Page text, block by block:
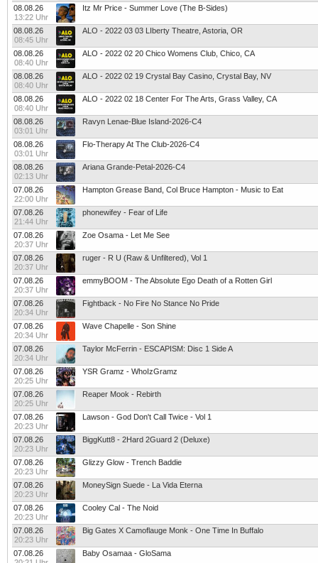
08.08.26
13:22 Uhr
Itz Mr Price - Summer Love (The B-Sides)
08.08.26
08:45 Uhr
ALO - 2022 03 03 LIberty Theatre, Astoria, OR
08.08.26
08:40 Uhr
ALO - 2022 02 20 Chico Womens Club, Chico, CA
08.08.26
08:40 Uhr
ALO - 2022 02 19 Crystal Bay Casino, Crystal Bay, NV
08.08.26
08:40 Uhr
ALO - 2022 02 18 Center For The Arts, Grass Valley, CA
08.08.26
03:01 Uhr
Ravyn Lenae-Blue Island-2026-C4
08.08.26
03:01 Uhr
Flo-Therapy At The Club-2026-C4
08.08.26
02:13 Uhr
Ariana Grande-Petal-2026-C4
07.08.26
22:00 Uhr
Hampton Grease Band, Col Bruce Hampton - Music to Eat
07.08.26
21:44 Uhr
phonewifey - Fear of Life
07.08.26
20:37 Uhr
Zoe Osama - Let Me See
07.08.26
20:37 Uhr
ruger - R U (Raw & Unfiltered), Vol 1
07.08.26
20:37 Uhr
emmyBOOM - The Absolute Ego Death of a Rotten Girl
07.08.26
20:34 Uhr
Fightback - No Fire No Stance No Pride
07.08.26
20:34 Uhr
Wave Chapelle - Son Shine
07.08.26
20:34 Uhr
Taylor McFerrin - ESCAPISM: Disc 1 Side A
07.08.26
20:25 Uhr
YSR Gramz - WhoIzGramz
07.08.26
20:25 Uhr
Reaper Mook - Rebirth
07.08.26
20:23 Uhr
Lawson - God Don't Call Twice - Vol 1
07.08.26
20:23 Uhr
BiggKutt8 - 2Hard 2Guard 2 (Deluxe)
07.08.26
20:23 Uhr
Glizzy Glow - Trench Baddie
07.08.26
20:23 Uhr
MoneySign Suede - La Vida Eterna
07.08.26
20:23 Uhr
Cooley Cal - The Noid
07.08.26
20:23 Uhr
Big Gates X Camoflauge Monk - One Time In Buffalo
07.08.26
Baby Osamaa - GloSama